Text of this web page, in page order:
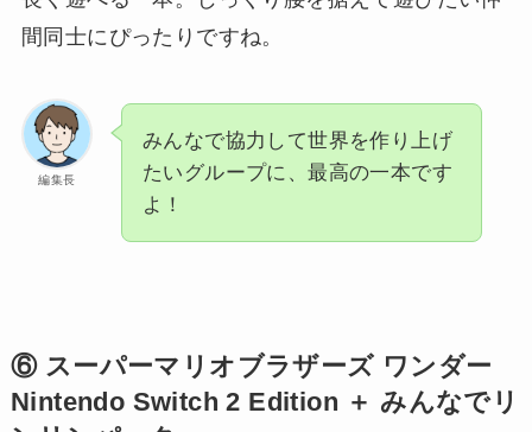
間同士にぴったりですね。
編集長
みんなで協力して世界を作り上げ
たいグループに、最高の一本です
よ！
⑥ スーパーマリオブラザーズ ワンダー
Nintendo Switch 2 Edition ＋ みんなでリ